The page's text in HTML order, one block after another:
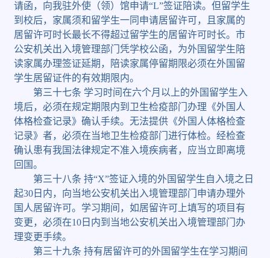
请函，向我驻外使（领）馆申请“L”签证陪读。但留学生
到校后，家属须和留学生一同申请居留许可，且家属的
居留许可时长最长不得超过留学生的居留许可时长。市
公安机关出入境管理部门凭学校公函，为外国留学生陪
读家属办理签证延期，陪读家属停留期限必须在外国留
学生居留证件的有效期限内。
第三十七条 学习时间在六个月以上的外国留学生入
境后，必须在规定期限内到卫生检疫部门办理《外国人
体格检查记录》确认手续。无法提供《外国人体格检查
记录》者，必须在当地卫生检疫部门进行体检。经检查
确认患有我国法律规定不准入境疾病者，应当立即离境
回国。
第三十八条 持“X”签证入境的外国留学生自入境之日
起30日内，向当地公安机关出入境管理部门申请办理外
国人居留许可。学习期间，如居留许可上填写的项目有
变更，必须在10日内到当地公安机关出入境管理部门办
理变更手续。
第三十九条 持有居留许可的外国留学生在学习期间